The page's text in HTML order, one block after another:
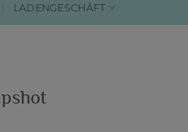
LADENGESCHÄFT